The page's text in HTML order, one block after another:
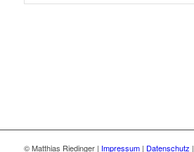
© Matthias Riedinger | Impressum| Datenschutz |